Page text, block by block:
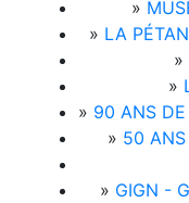
»
» LA
»
»
» 90 ANS DE
» 50
» GIGN -